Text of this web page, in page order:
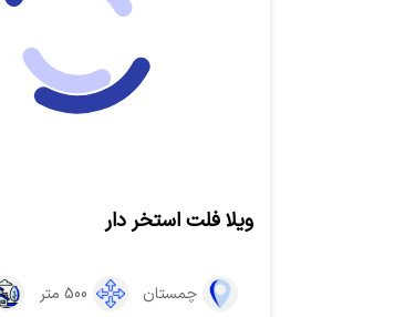
ویلا فلت استخر دار
چمستان 500 متر